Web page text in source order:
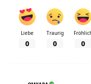
Liebe
0
Traurig
0 0